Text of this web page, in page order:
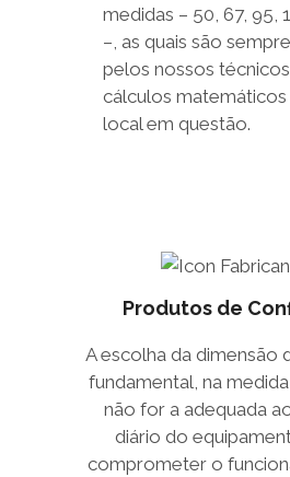
medidas – 50, 67, 95,
–, as quais são
pelos nossos
cálculos
local em questão.
Produtos de
A escolha da dimensão
fundamental, na
não for a adequada
diário do
comprometer o